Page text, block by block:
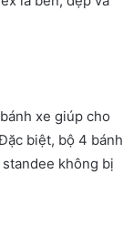
xe giúp cho
biệt, bộ 4 bánh
không bị